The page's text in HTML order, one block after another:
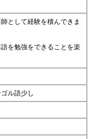
として経験を積んできま
を勉強をできることを楽
ル語少し